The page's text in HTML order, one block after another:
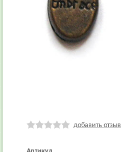
добавить отзыв